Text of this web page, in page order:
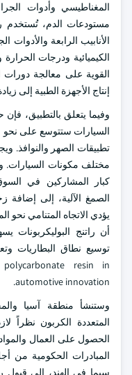
المغناطيسي وأدوات
مستودعات الدم، تُستخدم
الأنابيب الرابعة
الكيميائية ودرجات
القوية على معالجة دورات
إنتاج الأجهزة الطبية إلى
وفيما يتعلق بالتطبيق،
السيارات ستتوسع على نحو
تطبيقات الصهر والنوافذ.
مختلف مكونات السيارات.
كبار المشاركين في
الصمغ الآلية، إلى إضافة
يؤدي الاتجاه المتنامي نحو
أن راتنج
resin in
automotive innovation.
وستنشأ منطقة آسيا
المتعددة الكربون نظراً
الحصول على العمال
المبادرات الحكومية من
سيما في الهند، إلى قبول